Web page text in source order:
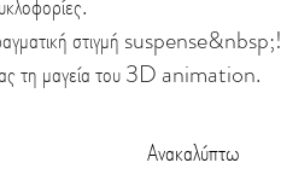
στιγμή suspense&nbsp;!
τη μαγεία του 3D animation.
Ανακαλύπτω